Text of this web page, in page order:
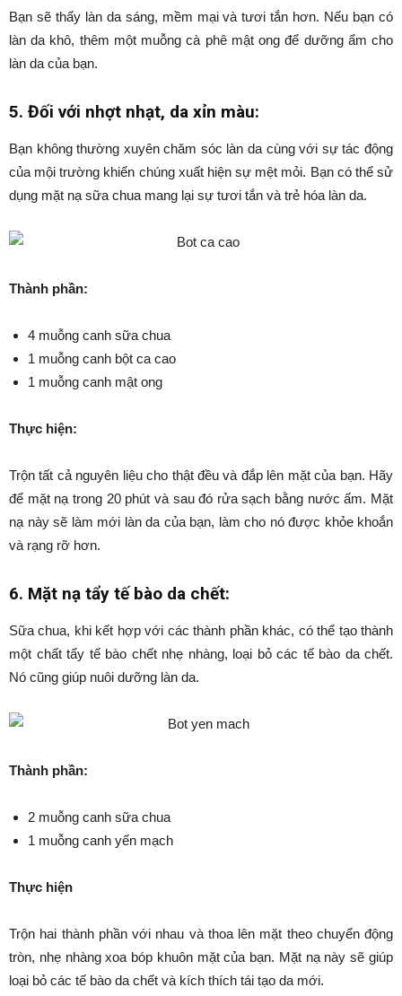
Bạn sẽ thấy làn da sáng, mềm mại và tươi tắn hơn. Nếu bạn có
làn da khô, thêm một muỗng cà phê mật ong để dưỡng ẩm cho
làn da của bạn.
5. Đối với nhợt nhạt, da xỉn màu:
Bạn không thường xuyên chăm sóc làn da cùng với sự tác động
của mội trường khiến chúng xuất hiện sự mệt mỏi. Bạn có thể sử
dụng mặt nạ sữa chua mang lại sự tươi tắn và trẻ hóa làn da.
Thành phần:
4 muỗng canh sữa chua
1 muỗng canh bột ca cao
1 muỗng canh mật ong
Thực hiện:
Trộn tất cả nguyên liệu cho thật đều và đắp lên mặt của bạn. Hãy
để mặt nạ trong 20 phút và sau đó rửa sạch bằng nước ấm. Mặt
nạ này sẽ làm mới làn da của bạn, làm cho nó được khỏe khoắn
và rạng rỡ hơn.
6. Mặt nạ tẩy tế bào da chết:
Sữa chua, khi kết hợp với các thành phần khác, có thể tạo thành
một chất tẩy tế bào chết nhẹ nhàng, loại bỏ các tế bào da chết.
Nó cũng giúp nuôi dưỡng làn da.
Thành phần:
2 muỗng canh sữa chua
1 muỗng canh yến mạch
Thực hiện
Trộn hai thành phần với nhau và thoa lên mặt theo chuyển động
tròn, nhẹ nhàng xoa bóp khuôn mặt của bạn. Mặt nạ này sẽ giúp
loại bỏ các tế bào da chết và kích thích tái tạo da mới.